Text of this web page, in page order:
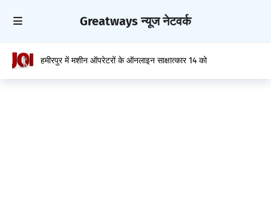
Greatways न्यूज नेटवर्क
हमीरपुर में मशीन ऑपरेटरों के ऑनलाइन साक्षात्कार 14 को